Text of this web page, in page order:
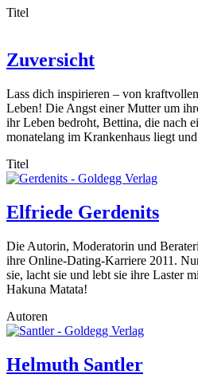
Titel
Zuversicht
Lass dich inspirieren – von
Leben! Die Angst einer Mutter um
ihr Leben bedroht, Bettina, die nach
monatelang im Krankenhaus liegt
Titel
Elfriede Gerdenits
Die Autorin, Moderatorin und
ihre Online-Dating-Karriere 2011.
sie, lacht sie und lebt sie ihre Laster
Hakuna Matata!
Autoren
Helmuth Santler